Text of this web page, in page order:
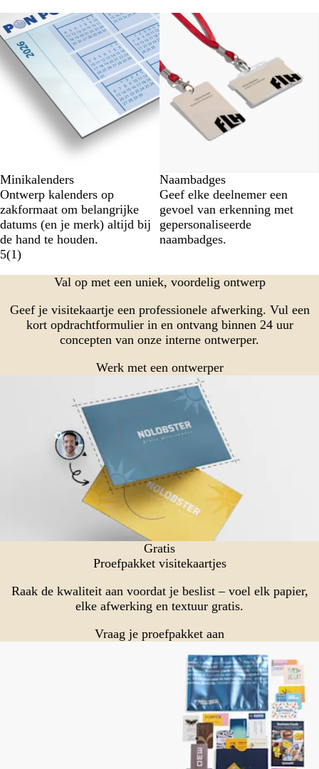
Minikalenders
Ontwerp kalenders op
zakformaat om belangrijke
datums (en je merk) altijd bij
de hand te houden.
5(1)
Nieuw
Naambadges
Geef elke deelnemer een
gevoel van erkenning met
gepersonaliseerde
naambadges.
Val op met een uniek, voordelig ontwerp
Geef je visitekaartje een professionele afwerking. Vul een
kort opdrachtformulier in en ontvang binnen 24 uur
concepten van onze interne ontwerper.
Werk met een ontwerper
Gratis
Proefpakket visitekaartjes
Raak de kwaliteit aan voordat je beslist – voel elk papier,
elke afwerking en textuur gratis.
Vraag je proefpakket aan